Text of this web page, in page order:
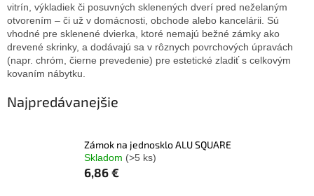
vitrín, výkladiek či posuvných sklenených dverí pred neželaným
otvorením – či už v domácnosti, obchode alebo kancelárii. Sú
vhodné pre sklenené dvierka, ktoré nemajú bežné zámky ako
drevené skrinky, a dodávajú sa v rôznych povrchových úpravách
(napr. chróm, čierne prevedenie) pre estetické zladiť s celkovým
kovaním nábytku.
Najpredávanejšie
Zámok na jednosklo ALU SQUARE
Skladom (>5 ks)
6,86 €